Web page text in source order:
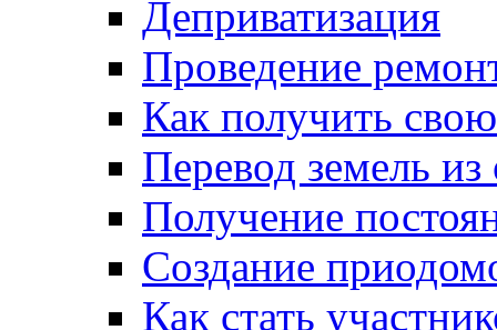
Деприватизация
Проведение
Как получить
Перевод земель
Получение
Создание
Как стать